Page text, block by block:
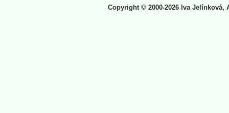
Copyright © 2000-2026 Iva Jelínková,